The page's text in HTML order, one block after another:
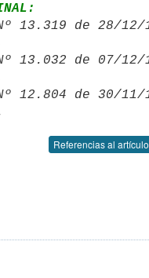
Referencias al artículo